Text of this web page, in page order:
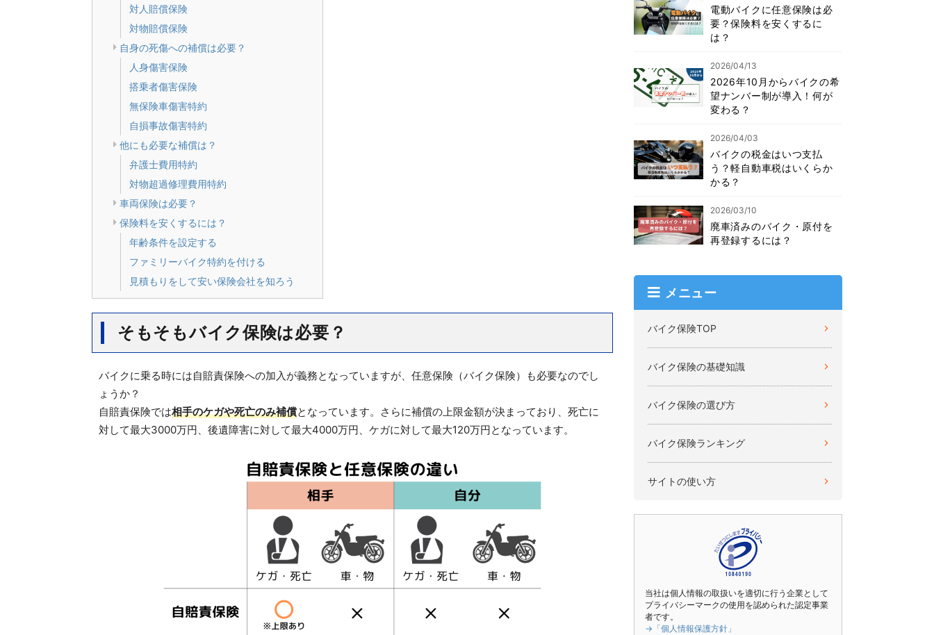
対人賠償保険
対物賠償保険
自身の死傷への補償は必要？
人身傷害保険
搭乗者傷害保険
無保険車傷害特約
自損事故傷害特約
他にも必要な補償は？
弁護士費用特約
対物超過修理費用特約
車両保険は必要？
保険料を安くするには？
年齢条件を設定する
ファミリーバイク特約を付ける
見積もりをして安い保険会社を知ろう
そもそもバイク保険は必要？
バイクに乗る時には自賠責保険への加入が義務となっていますが、任意保険（バイク保険）も必要なのでし
ょうか？
自賠責保険では相手のケガや死亡のみ補償となっています。さらに補償の上限金額が決まっており、死亡に
対して最大3000万円、後遺障害に対して最大4000万円、ケガに対して最大120万円となっています。
電動バイクに任意保険は必
要？保険料を安くするに
は？
2026/04/13
2026年10月からバイクの希
望ナンバー制が導入！何が
変わる？
2026/04/03
バイクの税金はいつ支払
う？軽自動車税はいくらか
かる？
2026/03/10
廃車済みのバイク・原付を
再登録するには？
メニュー
バイク保険TOP
バイク保険の基礎知識
バイク保険の選び方
バイク保険ランキング
サイトの使い方
当社は個人情報の取扱いを適切に行う企業として
プライバシーマークの使用を認められた認定事業
者です。
→「個人情報保護方針」